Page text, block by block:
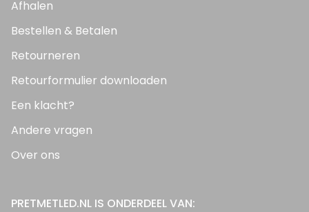
Afhalen
Bestellen & Betalen
Retourneren
Retourformulier downloaden
Een klacht?
Andere vragen
Over ons
PRETMETLED.NL IS ONDERDEEL VAN: